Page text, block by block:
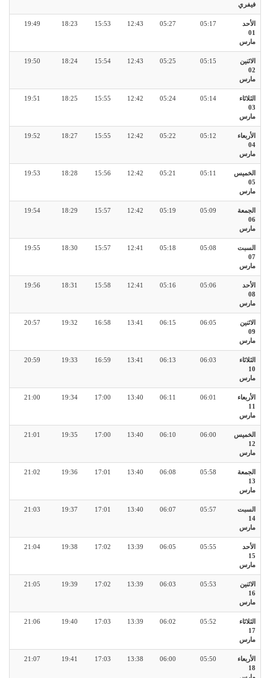
فيفري
الأحد
01
مارس
05:17
05:27
12:43
15:53
18:23
19:49
الاثنين
02
مارس
05:15
05:25
12:43
15:54
18:24
19:50
الثلاثاء
03
مارس
05:14
05:24
12:42
15:55
18:25
19:51
الأربعاء
04
مارس
05:12
05:22
12:42
15:55
18:27
19:52
الخميس
05
مارس
05:11
05:21
12:42
15:56
18:28
19:53
الجمعة
06
مارس
05:09
05:19
12:42
15:57
18:29
19:54
السبت
07
مارس
05:08
05:18
12:41
15:57
18:30
19:55
الأحد
08
مارس
05:06
05:16
12:41
15:58
18:31
19:56
الاثنين
09
مارس
06:05
06:15
13:41
16:58
19:32
20:57
الثلاثاء
10
مارس
06:03
06:13
13:41
16:59
19:33
20:59
الأربعاء
11
مارس
06:01
06:11
13:40
17:00
19:34
21:00
الخميس
12
مارس
06:00
06:10
13:40
17:00
19:35
21:01
الجمعة
13
مارس
05:58
06:08
13:40
17:01
19:36
21:02
السبت
14
مارس
05:57
06:07
13:40
17:01
19:37
21:03
الأحد
15
مارس
05:55
06:05
13:39
17:02
19:38
21:04
الاثنين
16
مارس
05:53
06:03
13:39
17:02
19:39
21:05
الثلاثاء
17
مارس
05:52
06:02
13:39
17:03
19:40
21:06
الأربعاء
18
05:50
06:00
13:38
17:03
19:41
21:07